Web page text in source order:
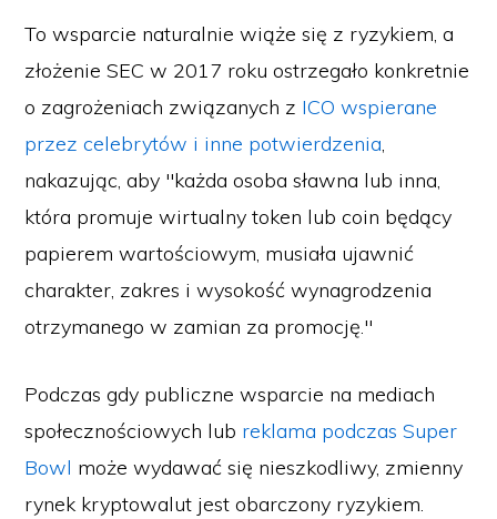
To wsparcie naturalnie wiąże się z ryzykiem, a
złożenie SEC w 2017 roku ostrzegało konkretnie
o zagrożeniach związanych z ICO wspierane
przez celebrytów i inne potwierdzenia,
nakazując, aby "każda osoba sławna lub inna,
która promuje wirtualny token lub coin będący
papierem wartościowym, musiała ujawnić
charakter, zakres i wysokość wynagrodzenia
otrzymanego w zamian za promocję."
Podczas gdy publiczne wsparcie na mediach
społecznościowych lub reklama podczas Super
Bowl może wydawać się nieszkodliwy, zmienny
rynek kryptowalut jest obarczony ryzykiem.
Numer przedsiębiorstwa 10490224
Adres: 3rd Floor Great Titchfield House, 14-18 Great Titchfield Street,
London, United Kingdom, W1W 8BD